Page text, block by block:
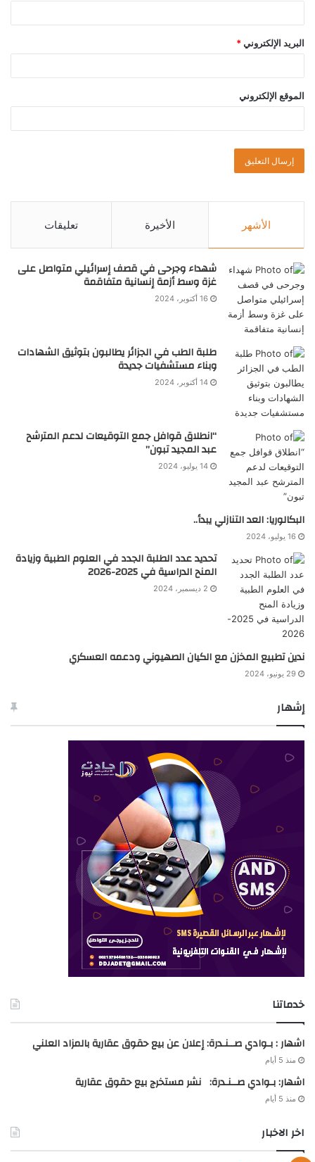
البريد الإلكتروني *
الموقع الإلكتروني
الأشهر الأخيرة تعليقات
شهداء وجرحى في قصف إسرائيلي متواصل على
غزة وسط أزمة إنسانية متفاقمة
16 أكتوبر، 2024
طلبة الطب في الجزائر يطالبون بتوثيق الشهادات
وبناء مستشفيات جديدة
14 أكتوبر، 2024
“انطلاق قوافل جمع التوقيعات لدعم المترشح
عبد المجيد تبون”
14 يوليو، 2024
البكالوريا: العد التنازلي يبدأ..
16 يوليو، 2024
تحديد عدد الطلبة الجدد في العلوم الطبية وزيادة
المنح الدراسية في 2025-2026
2 ديسمبر، 2024
ندين تطبيع المخزن مع الكيان الصهيوني ودعمه العسكري
29 يونيو، 2024
إشهار
خدماتنا
اشهار : بـوادي صــنـدرة: إعلان عن بيع حقوق عقارية بالمزاد العلني
منذ 5 أيام
اشهار: بـوادي صــنـدرة: نشر مستخرج بيع حقوق عقارية
منذ 5 أيام
اخر الاخبار